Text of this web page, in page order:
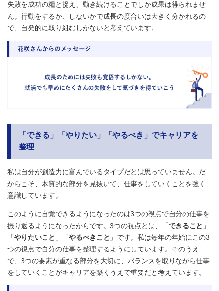
失敗を成功の糧と捉え、動き続けることでしか成果は得られませ
ん。行動をするか、しないかで成長の度合いは大きく分かれるの
で、自発的に取り組むしかないと考えています。
「できる」「やりたい」「やるべき」でキャリアを
整理
私は自分が創造力に富んでいるタイプだとは思っていません。だ
からこそ、本質的な部分を見抜いて、仕事をしていくことを強く
意識しています。
このように自覚できるようになったのは3つの視点で自分の仕事を
振り返るようになったからです。3つの視点とは、「できること 」
「やりたいこと 」「やるべきこと 」です。私は毎年の年始にこの3
つの視点で自分の仕事を整理するようにしています。そのうえ
で、3つの要素が重なる部分を大切に、バランスを取りながら仕事
をしていくことがキャリアを築くうえで重要だと考えています。